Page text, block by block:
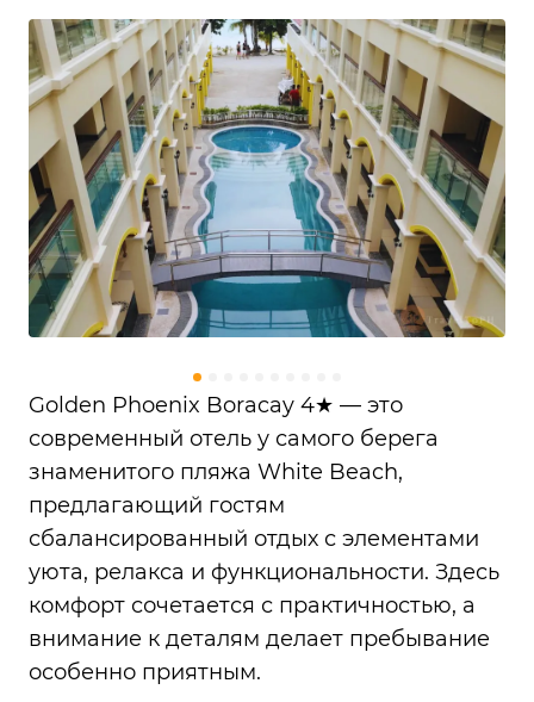
Golden Phoenix Boracay 4★ — это
современный отель у самого берега
знаменитого пляжа White Beach,
предлагающий гостям
сбалансированный отдых с элементами
уюта, релакса и функциональности. Здесь
комфорт сочетается с практичностью, а
внимание к деталям делает пребывание
особенно приятным.